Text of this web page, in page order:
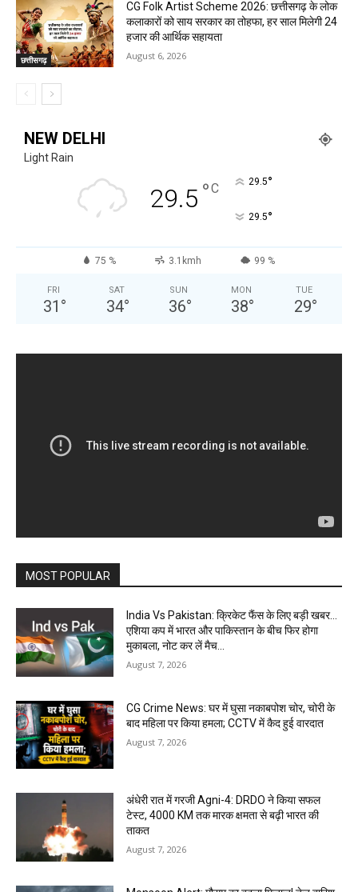
छत्तीसगढ़
CG Folk Artist Scheme 2026: छत्तीसगढ़ के लोक
कलाकारों को साय सरकार का तोहफा, हर साल मिलेगी 24
हजार की आर्थिक सहायता
August 6, 2026
NEW DELHI
Light Rain
29.5 °C 29.5°
29.5°
75 % 3.1kmh 99 %
FRI
31 °
SAT
34°
SUN
36°
MON
38°
TUE
29°
MOST POPULAR
India Vs Pakistan: क्रिकेट फैंस के लिए बड़ी खबर…
एशिया कप में भारत और पाकिस्तान के बीच फिर होगा
मुकाबला, नोट कर लें मैच...
August 7, 2026
CG Crime News: घर में घुसा नकाबपोश चोर, चोरी के
बाद महिला पर किया हमला; CCTV में कैद हुई वारदात
August 7, 2026
अंधेरी रात में गरजी Agni-4: DRDO ने किया सफल
टेस्ट, 4000 KM तक मारक क्षमता से बढ़ी भारत की
ताकत
August 7, 2026